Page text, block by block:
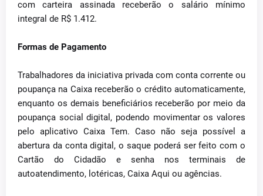
com carteira assinada receberão o salário mínimo
integral de R$ 1.412.
Formas de Pagamento
Trabalhadores da iniciativa privada com conta corrente ou
poupança na Caixa receberão o crédito automaticamente,
enquanto os demais beneficiários receberão por meio da
poupança social digital, podendo movimentar os valores
pelo aplicativo Caixa Tem. Caso não seja possível a
abertura da conta digital, o saque poderá ser feito com o
Cartão do Cidadão e senha nos terminais de
autoatendimento, lotéricas, Caixa Aqui ou agências.